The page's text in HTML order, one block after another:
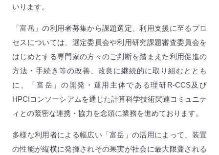
いります。
「富岳」の利用者募集から課題選定、利用支援に至るプロ
セスについては、選定委員会や利用研究課題審査委員会を
はじめとする専門家の方々のご判断を踏まえた利用促進の
方法・手続き等の改善、改良に継続的に取り組むととも
に、「富岳」の開発・運用主体である理研R-CCS及び
HPCIコンソーシアムを通じた計算科学技術関連コミュニテ
ィとの緊密な連携・協力を念頭に業務を進めております。
多様な利用者による幅広い「富岳」の活用によって、装置
の性能が縦横に発揮されその果実が社会に最大限齎される